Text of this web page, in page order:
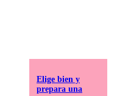
Elige bien y
prepara una